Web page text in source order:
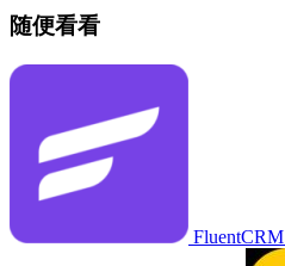
随便看看
FluentCRM